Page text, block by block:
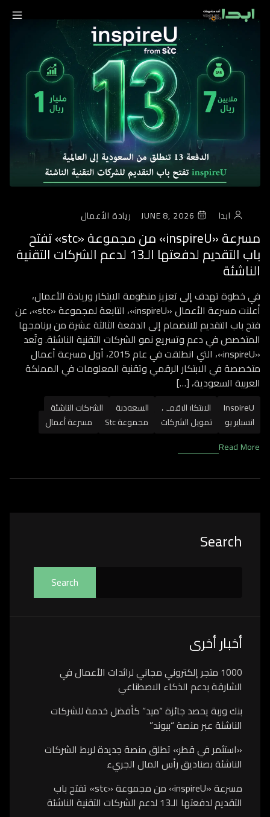
ابدا JUNE 8, 2026 ريادة الأعمال
مسرعة «inspireU» من مجموعة «stc» تفتح
باب التقديم لدفعتها الـ13 لدعم الشركات التقنية
الناشئة
في خطوة تهدف إلى تعزيز منظومة الابتكار وريادة الأعمال،
أعلنت مسرعة الأعمال «inspireU»، التابعة لمجموعة «stc»، عن
فتح باب التقديم للانضمام إلى الدفعة الثالثة عشرة من برنامجها
المتخصص في دعم وتسريع نمو الشركات التقنية الناشئة. وتُعد
«inspireU»، التي انطلقت في عام 2015، أول مسرعة أعمال
متخصصة في الابتكار الرقمي وتقنية المعلومات في المملكة
العربية السعودية، […]
InspireU الابتكار الرقمي السعودية
الشركات الناشئة
انسباير يو
تمويل الشركات مجموعة Stc
مسرعة أعمال
Read More
Search
Search
أخبار أخرى
1000 متجر إلكتروني مجاني لرائدات الأعمال في
الشارقة بدعم الذكاء الاصطناعي
بنك وربة يحصد جائزة “ميد” كأفضل خدمة للشركات
الناشئة عبر منصة “بيوند”
«استثمر في قطر» تطلق منصة جديدة لربط الشركات
الناشئة بصناديق رأس المال الجريء
مسرعة «inspireU» من مجموعة «stc» تفتح باب
التقديم لدفعتها الـ13 لدعم الشركات التقنية الناشئة